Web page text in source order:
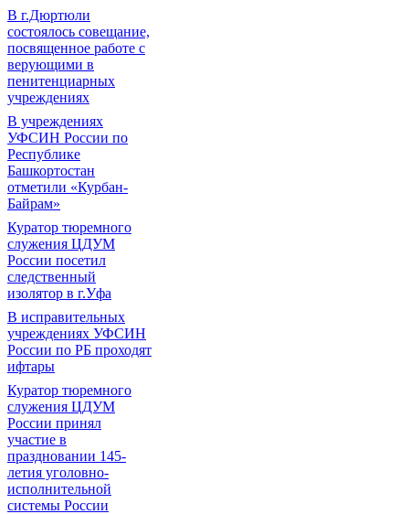
В г.Дюртюли
состоялось совещание,
посвященное работе с
верующими в
пенитенциарных
учреждениях
В учреждениях
УФСИН России по
Республике
Башкортостан
отметили «Курбан-
Байрам»
Куратор тюремного
служения ЦДУМ
России посетил
следственный
изолятор в г.Уфа
В исправительных
учреждениях УФСИН
России по РБ проходят
ифтары
Куратор тюремного
служения ЦДУМ
России принял
участие в
праздновании 145-
летия уголовно-
исполнительной
системы России